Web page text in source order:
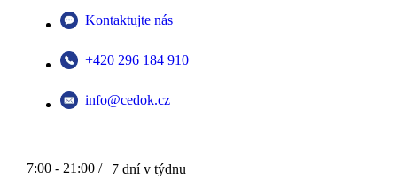
Kontaktujte nás
+420 296 184 910
info@cedok.cz
7:00 - 21:00 / 7 dní v týdnu